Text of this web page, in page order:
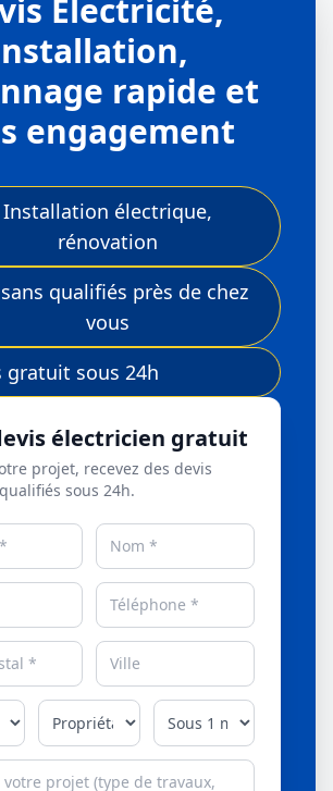
Électricité,
rapide et
engagement
Installation électrique,
rénovation
qualifiés près de chez
vous
gratuit sous 24h
électricien gratuit
projet, recevez des devis
sous 24h.